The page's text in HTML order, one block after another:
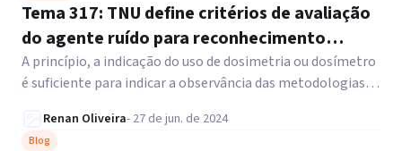
Tema 317: TNU define critérios de avaliação
do agente ruído para reconhecimento
especial
A princípio, a indicação do uso de dosimetria ou dosímetro
é suficiente para indicar a observância das metodologias
Renan Oliveira- 27 de jun. de 2024
Blog